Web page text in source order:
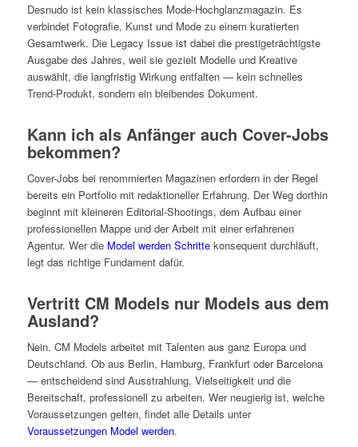
Desnudo ist kein klassisches Mode-Hochglanzmagazin. Es
verbindet Fotografie, Kunst und Mode zu einem kuratierten
Gesamtwerk. Die Legacy Issue ist dabei die prestigeträchtigste
Ausgabe des Jahres, weil sie gezielt Modelle und Kreative
auswählt, die langfristig Wirkung entfalten — kein schnelles
Trend-Produkt, sondern ein bleibendes Dokument.
Kann ich als Anfänger auch Cover-Jobs
bekommen?
Cover-Jobs bei renommierten Magazinen erfordern in der Regel
bereits ein Portfolio mit redaktioneller Erfahrung. Der Weg dorthin
beginnt mit kleineren Editorial-Shootings, dem Aufbau einer
professionellen Mappe und der Arbeit mit einer erfahrenen
Agentur. Wer die Model werden Schrittekonsequent durchläuft,
legt das richtige Fundament dafür.
Vertritt CM Models nur Models aus dem
Ausland?
Nein. CM Models arbeitet mit Talenten aus ganz Europa und
Deutschland. Ob aus Berlin, Hamburg, Frankfurt oder Barcelona
— entscheidend sind Ausstrahlung, Vielseitigkeit und die
Bereitschaft, professionell zu arbeiten. Wer neugierig ist, welche
Voraussetzungen gelten, findet alle Details unter
Voraussetzungen Model werden.